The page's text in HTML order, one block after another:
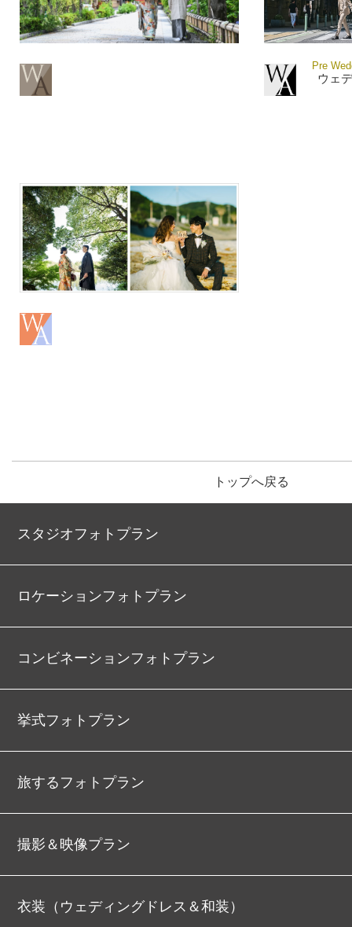
Pre
ウェ
トップへ戻る
スタジオフォトプラン
ロケーションフォトプラン
コンビネーションフォトプラン
挙式フォトプラン
旅するフォトプラン
撮影＆映像プラン
衣装（ウェディングドレス＆和装）